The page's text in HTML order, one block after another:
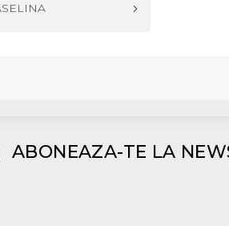
ABONEAZA-TE LA